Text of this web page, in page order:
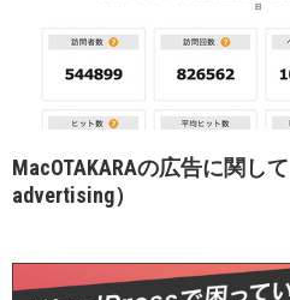
MacOTAKARAの広告に関し
advertising）